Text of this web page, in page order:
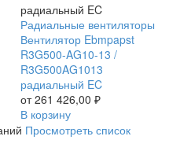
Вентилятор
Ebmpapst
R3G500-
AG10-
13
/
R3G500AG1013
радиальный
Радиальные вентиляторы
Вентилятор Ebmpapst
R3G500-AG10-13 /
R3G500AG1013
радиальный EC
от261 426,00 ₽
В корзину
Просмотреть список